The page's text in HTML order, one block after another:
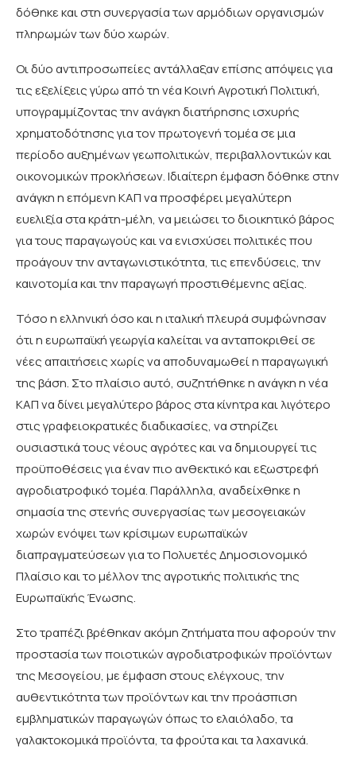
δόθηκε και στη συνεργασία των αρμόδιων οργανισμών
πληρωμών των δύο χωρών.
Οι δύο αντιπροσωπείες αντάλλαξαν επίσης απόψεις για
τις εξελίξεις γύρω από τη νέα Κοινή Αγροτική Πολιτική,
υπογραμμίζοντας την ανάγκη διατήρησης ισχυρής
χρηματοδότησης για τον πρωτογενή τομέα σε μια
περίοδο αυξημένων γεωπολιτικών, περιβαλλοντικών και
οικονομικών προκλήσεων. Ιδιαίτερη έμφαση δόθηκε στην
ανάγκη η επόμενη ΚΑΠ να προσφέρει μεγαλύτερη
ευελιξία στα κράτη-μέλη, να μειώσει το διοικητικό βάρος
για τους παραγωγούς και να ενισχύσει πολιτικές που
προάγουν την ανταγωνιστικότητα, τις επενδύσεις, την
καινοτομία και την παραγωγή προστιθέμενης αξίας.
Τόσο η ελληνική όσο και η ιταλική πλευρά συμφώνησαν
ότι η ευρωπαϊκή γεωργία καλείται να ανταποκριθεί σε
νέες απαιτήσεις χωρίς να αποδυναμωθεί η παραγωγική
της βάση. Στο πλαίσιο αυτό, συζητήθηκε η ανάγκη η νέα
ΚΑΠ να δίνει μεγαλύτερο βάρος στα κίνητρα και λιγότερο
στις γραφειοκρατικές διαδικασίες, να στηρίζει
ουσιαστικά τους νέους αγρότες και να δημιουργεί τις
προϋποθέσεις για έναν πιο ανθεκτικό και εξωστρεφή
αγροδιατροφικό τομέα. Παράλληλα, αναδείχθηκε η
σημασία της στενής συνεργασίας των μεσογειακών
χωρών ενόψει των κρίσιμων ευρωπαϊκών
διαπραγματεύσεων για το Πολυετές Δημοσιονομικό
Πλαίσιο και το μέλλον της αγροτικής πολιτικής της
Ευρωπαϊκής Ένωσης.
Στο τραπέζι βρέθηκαν ακόμη ζητήματα που αφορούν την
προστασία των ποιοτικών αγροδιατροφικών προϊόντων
της Μεσογείου, με έμφαση στους ελέγχους, την
αυθεντικότητα των προϊόντων και την προάσπιση
εμβληματικών παραγωγών όπως το ελαιόλαδο, τα
γαλακτοκομικά προϊόντα, τα φρούτα και τα λαχανικά.